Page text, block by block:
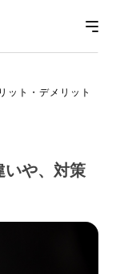
ット・デメリット
いや、対策